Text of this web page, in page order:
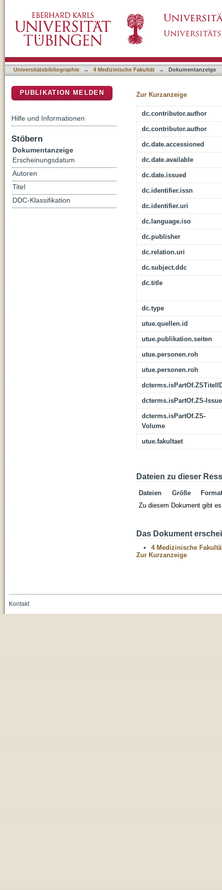
Efficacy in Clinical Practice
Universitätsbibliographie → 4 Medizinische Fakultät → Dokumentanzeige
Zur Kurzanzeige
dc.contributor.author
dc.contributor.author
dc.date.accessioned
dc.date.available
dc.date.issued
dc.identifier.issn
dc.identifier.uri
dc.language.iso
dc.publisher
dc.relation.uri
dc.subject.ddc
dc.title
dc.type
utue.quellen.id
utue.publikation.seiten
utue.personen.roh
utue.personen.roh
dcterms.isPartOf.ZS-Issue
dcterms.isPartOf.ZS-
Volume
utue.fakultaet
Dateien zu dieser
Dateien Größe
Format
Zu diesem Dokument gibt
Das Dokument
4 Medizinische
Zur Kurzanzeige
PUBLIKATION MELDEN
Hilfe und Informationen
Stöbern
Dokumentanzeige
Erscheinungsdatum
Autoren
Titel
DDC-Klassifikation
Kontakt